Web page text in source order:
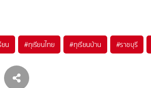
ยน #ทุเรียนไทย #ทุเรียนบ้าน #ราชบุรี